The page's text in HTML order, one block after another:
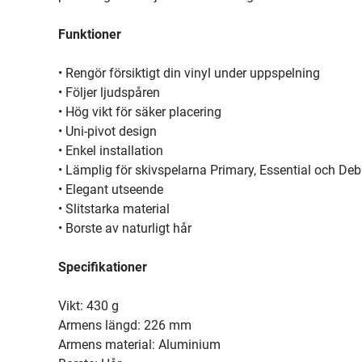
Funktioner
• Rengör försiktigt din vinyl under uppspelning
• Följer ljudspåren
• Hög vikt för säker placering
• Uni-pivot design
• Enkel installation
• Lämplig för skivspelarna Primary, Essential och
• Elegant utseende
• Slitstarka material
• Borste av naturligt hår
Specifikationer
Vikt: 430 g
Armens längd: 226 mm
Armens material: Aluminium